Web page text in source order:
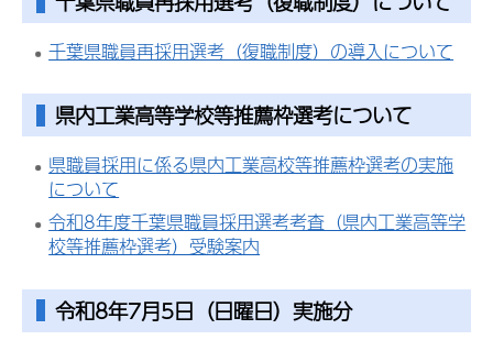
千葉県職員再採用選考（復職制度）の導入について
県内工業高等学校等推薦枠選考について
県職員採用に係る県内工業高校等推薦枠選考の実施
について
令和8年度千葉県職員採用選考考査（県内工業高等学
校等推薦枠選考）受験案内
令和8年7月5日（日曜日）実施分